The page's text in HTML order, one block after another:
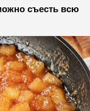
съесть всю